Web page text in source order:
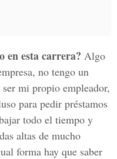
en esta carrera? Algo
no tengo un
mi propio empleador,
para pedir préstamos
todo el tiempo y
altas de mucho
forma hay que saber